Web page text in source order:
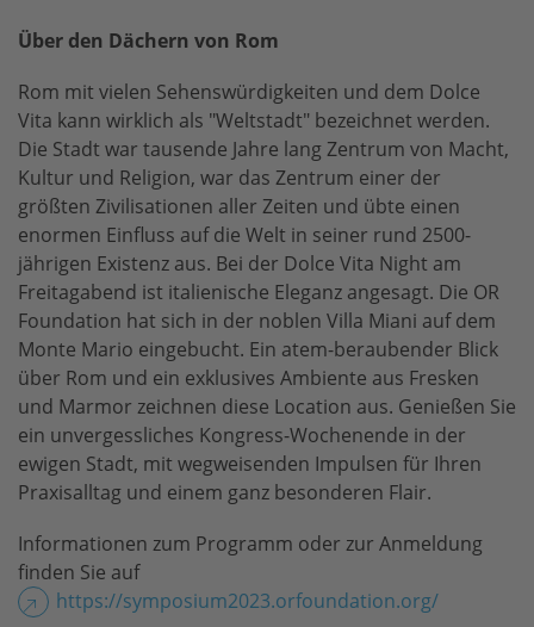
Über den Dächern von Rom
Rom mit vielen Sehenswürdigkeiten und dem Dolce
Vita kann wirklich als "Weltstadt" bezeichnet werden.
Die Stadt war tausende Jahre lang Zentrum von Macht,
Kultur und Religion, war das Zentrum einer der
größten Zivilisationen aller Zeiten und übte einen
enormen Einfluss auf die Welt in seiner rund 2500-
jährigen Existenz aus. Bei der Dolce Vita Night am
Freitagabend ist italienische Eleganz angesagt. Die OR
Foundation hat sich in der noblen Villa Miani auf dem
Monte Mario eingebucht. Ein atem-beraubender Blick
über Rom und ein exklusives Ambiente aus Fresken
und Marmor zeichnen diese Location aus. Genießen Sie
ein unvergessliches Kongress-Wochenende in der
ewigen Stadt, mit wegweisenden Impulsen für Ihren
Praxisalltag und einem ganz besonderen Flair.
Informationen zum Programm oder zur Anmeldung
finden Sie auf
https://symposium2023.orfoundation.org/